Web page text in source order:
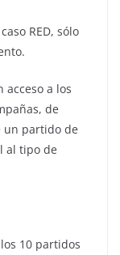
RED, sólo
a los
de
un partido de
al tipo de
10 partidos